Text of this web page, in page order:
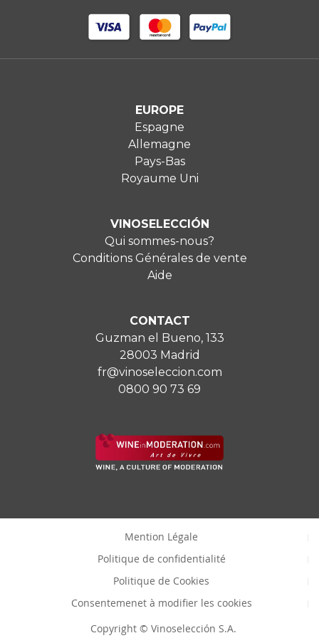
EUROPE
Espagne
Allemagne
Pays-Bas
Royaume Uni
VINOSELECCIÓN
Qui sommes-nous?
Conditions Générales de vente
Aide
CONTACT
Guzman el Bueno, 133
28003 Madrid
fr@vinoseleccion.com
0800 90 73 69
Mention Légale
Politique de confidentialité
Politique de Cookies
Consentemenet à modifier les cookies
Copyright © Vinoselección S.A.